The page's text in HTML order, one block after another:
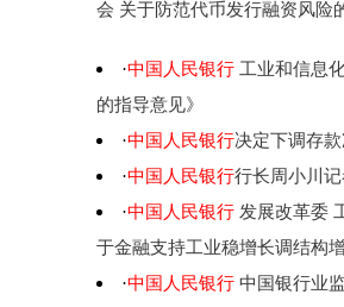
会 关于防范代币发行融资风险
·中国人民银行 工业和信息
的指导意见》
·中国人民银行决定下调存
·中国人民银行行长周小川
·中国人民银行 发展改革委
于金融支持工业稳增长调结构
·中国人民银行 中国银行业